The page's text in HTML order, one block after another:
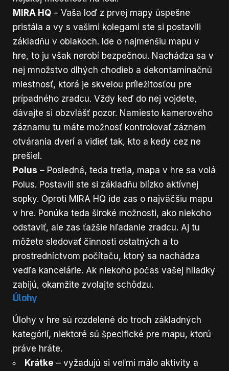
MIRA HQ – Vaša loď z prvej mapy úspešne
pristála a vy s vašimi kolegami ste si postavili
základňu v oblakoch. Ide o najmenšiu mapu v
hre, to ju však nerobí bezpečnou. Nachádza sa v
nej množstvo dlhých chodieb a dekontaminačnú
miestnosť, ktorá je skvelou príležitosťou pre
prípadného zradcu. Vždy keď do nej vojdete,
dávajte si obzvlášť pozor. Namiesto kamerového
záznamu tu máte možnosť kontrolovať záznam
otvárania dverí a vidieť tak, kto a kedy cez ne
prešiel.
Polus – Posledná, teda tretia, mapa v hre sa volá
Polus. Postavili ste si základňu blízko aktívnej
sopky. Oproti MIRA HQ ide zas o najväčšiu mapu
v hre. Ponúka teda široké možnosti, ako niekoho
odstaviť, ale zas ťažšie hľadanie zradcu. Aj tu
môžete sledovať činnosti ostatných a to
prostredníctvom počítaču, ktorý sa nachádza
vedľa kancelárie. Ak niekoho počas vašej hliadky
zabijú, okamžite zvolajte schôdzu.
Úlohy
Úlohy v hre sú rozdelené do troch základných
kategórií, niektoré sú špecifické pre mapu, ktorú
práve hráte.
Krátke – vyžadujú si veľmi málo aktivity a